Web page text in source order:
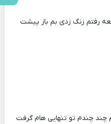
رفتم زنگ زدی بم باز پیشت
چند چندم تو تنهایی هام گرفت